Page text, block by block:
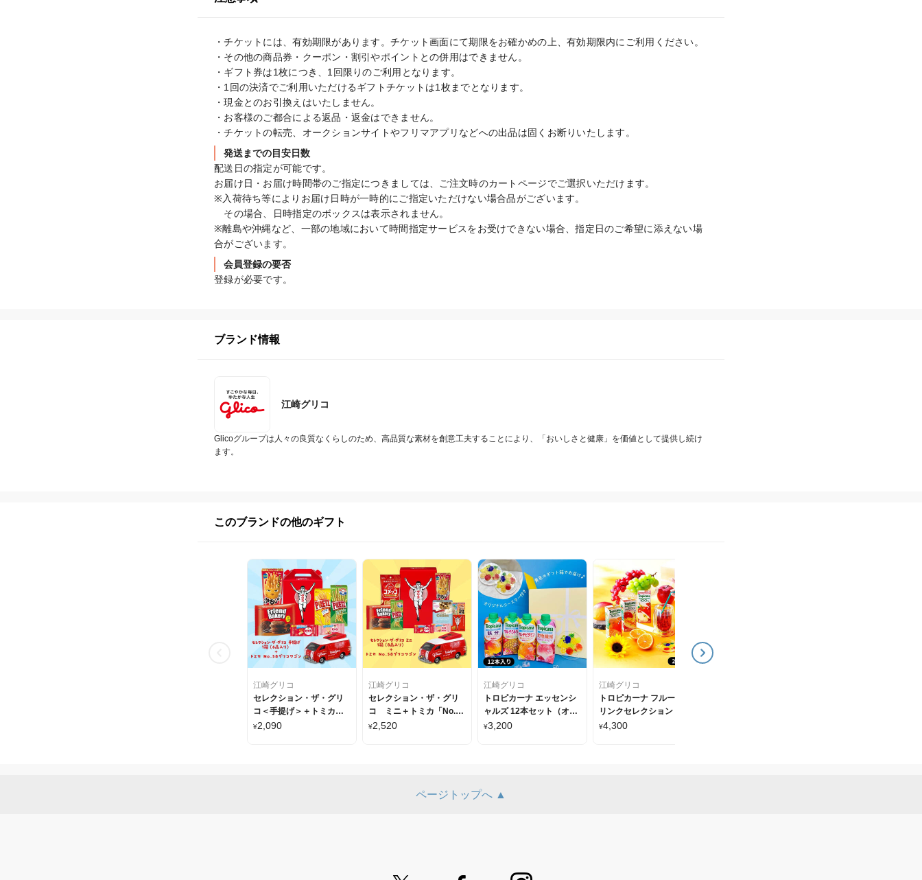
・チケットには、有効期限があります。チケット画面にて期限をお確かめの上、有効期限内にご利用ください。
・その他の商品券・クーポン・割引やポイントとの併用はできません。
・ギフト券は1枚につき、1回限りのご利用となります。
・1回の決済でご利用いただけるギフトチケットは1枚までとなります。
・現金とのお引換えはいたしません。
・お客様のご都合による返品・返金はできません。
・チケットの転売、オークションサイトやフリマアプリなどへの出品は固くお断りいたします。
発送までの目安日数
配送日の指定が可能です。
お届け日・お届け時間帯のご指定につきましては、ご注文時のカートページでご選択いただけます。
※入荷待ち等によりお届け日時が一時的にご指定いただけない場合品がございます。
その場合、日時指定のボックスは表示されません。
※離島や沖縄など、一部の地域において時間指定サービスをお受けできない場合、指定日のご希望に添えない場
合がございます。
会員登録の要否
登録が必要です。
ブランド情報
江崎グリコ
Glicoグループは人々の良質なくらしのため、高品質な素材を創意工夫することにより、「おいしさと健康」を価値として提供し続け
ます。
このブランドの他のギフト
江崎グリコ
セレクション・ザ・グリ
コ＜手提げ＞＋トミカ
「No.58 グリコワゴン」
¥2,090
江崎グリコ
セレクション・ザ・グリ
コ ミニ＋トミカ「No.58
グリコワゴン」セット
¥2,520
江崎グリコ
トロピカーナ エッセンシ
ャルズ 12本セット（オリ
ジナルコースター2枚付）
¥3,200
江崎グリコ
トロピカーナ フルーツド
リンクセレクション 20本
セット（オリジナルコー
¥4,300
ページトップへ ▲